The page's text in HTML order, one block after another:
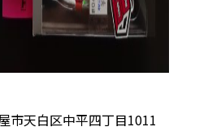
天白区中平四丁目1011